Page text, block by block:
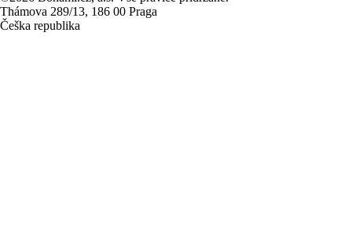
Thámova 289/13, 186 00 Praga
Češka republika